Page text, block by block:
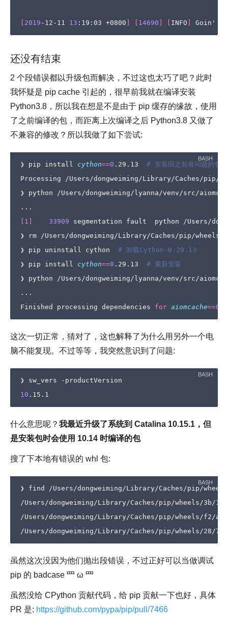
2019 -12-11 13 :19:03 +0800 14690 INFO Goin '
还没有结束
2 个段错误都以升级包而解决，不过这也太巧了吧？此时
我怀疑是 pip cache 引起的，很早前我就在编译安装
Python3.8，所以我在想是不是由于 pip 缓存的缘故，使用
了之前编译的包，而距离上次编译之后 Python3.8 又做了
不兼容的修改？所以我做了如下尝试:
❯ pip install cython==0 .29.13 # 安装回之前有问题的包
Processing /Users/dongweiming/Library/Caches/pip/
❯ python /Users/dongweiming/lyanna/venv/src/
1 33909 segmentation fault  python /Users/
❯ rm /Users/dongweiming/Library/Caches/pip/wheels/
❯ pip uninstall cython # 卸载Cython-0.29.13
❯ pip install cython==0 .29.13 # 重新安装
❯ python /Users/dongweiming/lyanna/venv/src/
...
Finished processing dependencies for aiomcache==0
这次一切正常，猜对了，这也解释了为什么用另外一个电
脑不能复现。不过等等，我突然意识到了问题:
10
什么意思呢？ 我最近升级了系统到 Catalina 10.15.1，但
是安装包时会使用 10.14 时编译的包
搜了下本地有错误的 whl 包:
❯ find /Users/dongweiming/Library/Caches/pip/
/Users/dongweiming/Library/Caches/pip/wheels/3b/13/
/Users/dongweiming/Library/Caches/pip/wheels/f2/aa/
虽然这次没因为他们抛出段错误，不过正好可以当做调试
pip 的 badcase 罒 ω 罒
虽然没给 CPython 贡献代码，给 pip 贡献一下也好，具体
PR 是: https://github.com/pypa/pip/pull/7466